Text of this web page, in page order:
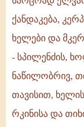
ქანდაკება,
ხელები და
- სპილენძის,
ნაწილობრივ,
თავისით,
რკინისა და